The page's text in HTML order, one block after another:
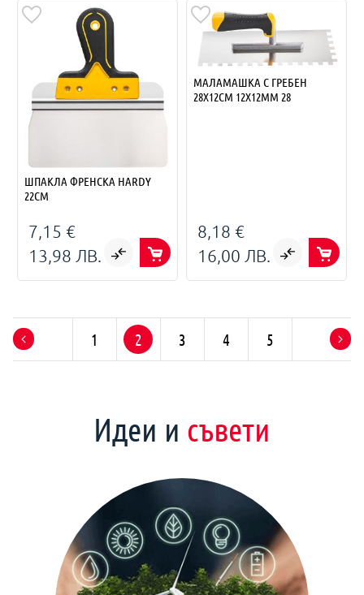
ШПАКЛА ФРЕНСКА HARDY
22СМ
7,15 €
13,98 ЛВ.
МАЛАМАШКА С ГРЕБЕН
28X12СМ 12Х12ММ 28
8,18 €
16,00 ЛВ.
1 2 3 4 5
Идеи и съвети